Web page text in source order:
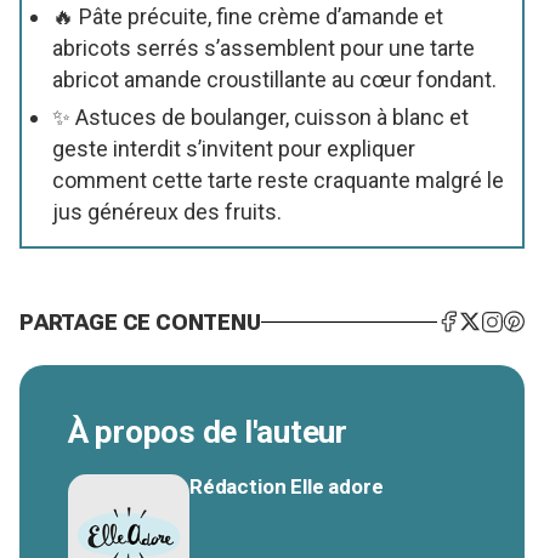
🔥 Pâte précuite, fine crème d’amande et
abricots serrés s’assemblent pour une tarte
abricot amande croustillante au cœur fondant.
✨ Astuces de boulanger, cuisson à blanc et
geste interdit s’invitent pour expliquer
comment cette tarte reste craquante malgré le
jus généreux des fruits.
PARTAGE CE CONTENU
À propos de l'auteur
Rédaction Elle adore